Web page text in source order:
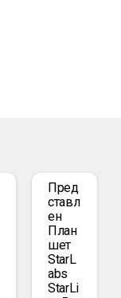
Пред
Ставл
Ен
План
Шет
StarL
Abs
StarLi